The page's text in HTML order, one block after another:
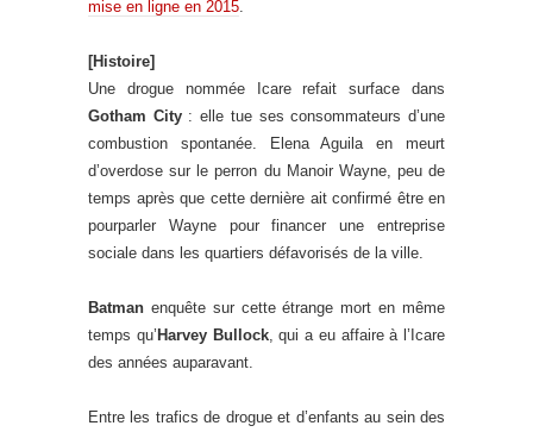
mise en ligne en 2015.
[Histoire]
Une drogue nommée Icare refait surface dans
Gotham City : elle tue ses consommateurs d’une
combustion spontanée. Elena Aguila en meurt
d’overdose sur le perron du Manoir Wayne, peu de
temps après que cette dernière ait confirmé être en
pourparler Wayne pour financer une entreprise
sociale dans les quartiers défavorisés de la ville.
Batman enquête sur cette étrange mort en même
temps qu’ Harvey Bullock, qui a eu affaire à l’Icare
des années auparavant.
Entre les trafics de drogue et d’enfants au sein des